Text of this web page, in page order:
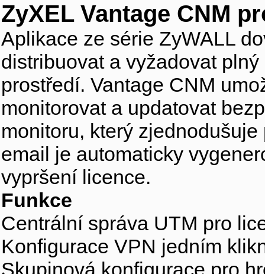
ZyXEL Vantage CNM
Aplikace ze série ZyWALL
distribuovat a vyžadovat
prostředí. Vantage CNM
monitorovat a updatovat
monitoru, který
email je automaticky
vypršení licence.
Funkce
Centrální správa UTM pro
Konfigurace VPN jedním
Skupinová konfigurace pro